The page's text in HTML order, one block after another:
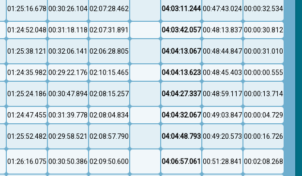
01:25:16.678 00:30:26.104 02:07:28.462 04:03:11.244 00:47:43.024 00:00:32.534
01:24:52.048 00:31:18.118 02:07:31.891 04:03:42.057 00:48:13.837 00:00:30.812
01:25:38.121 00:32:06.141 02:06:28.805 04:04:13.067 00:48:44.847 00:00:31.010
01:24:35.982 00:29:22.176 02:10:15.465 04:04:13.623 00:48:45.403 00:00:00.555
01:25:24.186 00:30:47.894 02:08:15.257 04:04:27.337 00:48:59.117 00:00:13.714
01:24:47.455 00:31:39.778 02:08:04.834 04:04:32.067 00:49:03.847 00:00:04.729
01:25:52.482 00:29:58.521 02:08:57.790 04:04:48.793 00:49:20.573 00:00:16.726
01:26:16.075 00:30:50.386 02:09:50.600 04:06:57.061 00:51:28.841 00:02:08.268